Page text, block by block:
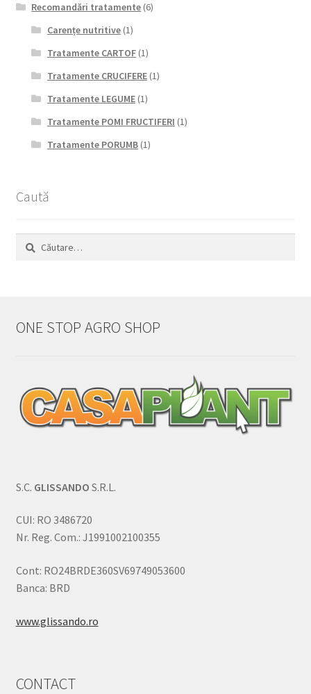
Recomandări tratamente (6)
Carențe nutritive(1)
Tratamente CARTOF(1)
Tratamente CRUCIFERE(1)
Tratamente LEGUME(1)
Tratamente POMI FRUCTIFERI (1)
Tratamente PORUMB(1)
Caută
Caută
ONE STOP AGRO SHOP
S.C. GLISSANDO S.R.L.
CUI: RO 3486720
Nr. Reg. Com.: J1991002100355
Cont: RO24BRDE360SV69749053600
Banca: BRD
www.glissando.ro
CONTACT